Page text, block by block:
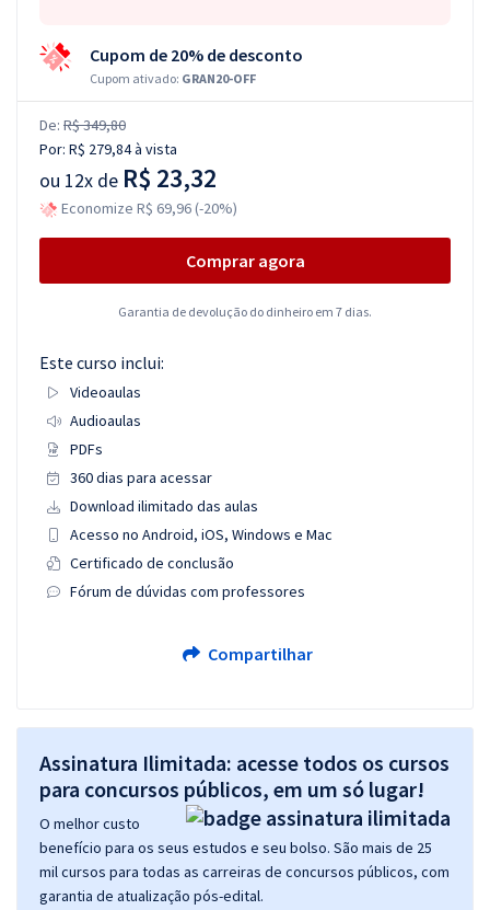
Cupom de 20% de desconto
Cupom ativado: GRAN20-OFF
De: R$ 349,80
Por: R$ 279,84à vista
ou 12x de R$ 23,32
Economize R$ 69,96 (-20%)
Comprar agora
Garantia de devolução do dinheiro em 7 dias.
Este curso inclui:
Videoaulas
Audioaulas
PDFs
360 dias para acessar
Download ilimitado das aulas
Acesso no Android, iOS, Windows e Mac
Certificado de conclusão
Fórum de dúvidas com professores
Compartilhar
Assinatura Ilimitada: acesse todos os cursos
para concursos públicos, em um só lugar!
O melhor custo
benefício para os seus estudos e seu bolso. São mais de 25
mil cursos para todas as carreiras de concursos públicos, com
garantia de atualização pós-edital.